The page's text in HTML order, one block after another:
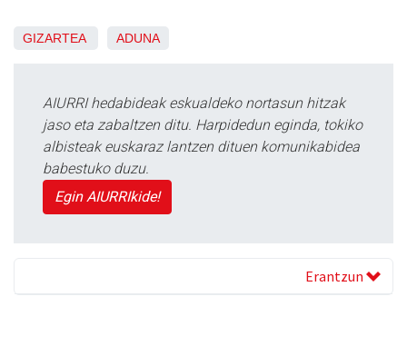
GIZARTEA ADUNA
AIURRI hedabideak eskualdeko nortasun hitzak
jaso eta zabaltzen ditu. Harpidedun eginda, tokiko
albisteak euskaraz lantzen dituen komunikabidea
babestuko duzu.
Egin AIURRIkide!
Erantzun